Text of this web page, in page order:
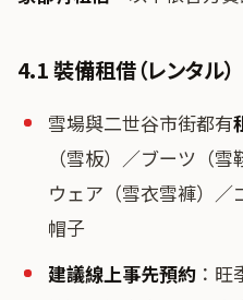
4.1 裝備租借（レンタル）
雪場與二世谷市街都有
（雪板）／ブーツ（
ウェア（雪衣雪褲）／
帽子
建議線上事先預約 ：